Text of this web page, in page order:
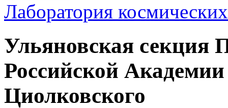
Лаборатория
Ульяновская секция
Российской
Циолковского